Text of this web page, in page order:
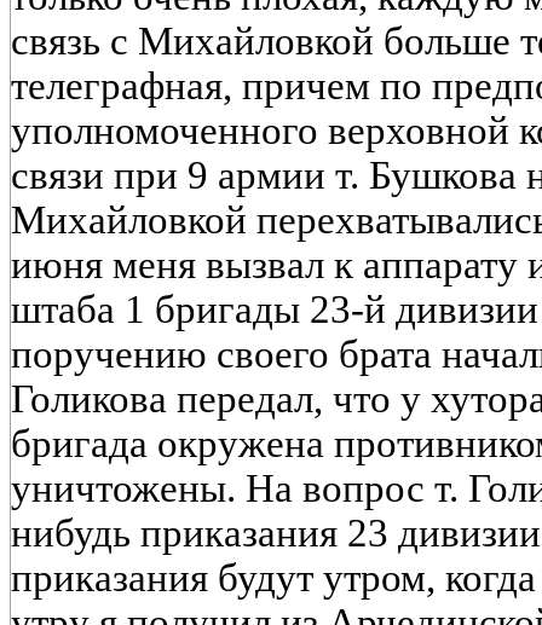
связь с Михайловкой больше
телеграфная, причем по
уполномоченного верховной
связи при 9 армии т. Бушкова
Михайловкой
июня меня вызвал к
штаба 1 бригады 23-й
поручению своего брата
Голикова передал, что у
бригада окружена
уничтожены. На вопрос т.
нибудь приказания 23
приказания будут утром,